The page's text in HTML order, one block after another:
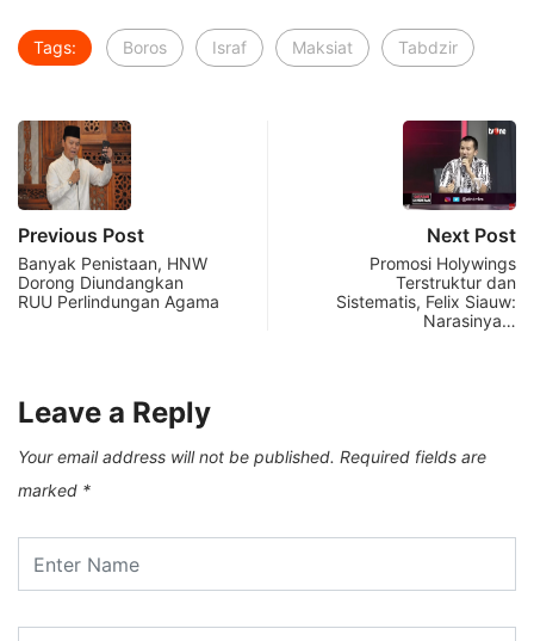
Tags: Boros Israf Maksiat Tabdzir
Previous Post
Banyak Penistaan, HNW
Dorong Diundangkan
RUU Perlindungan Agama
Next Post
Promosi Holywings
Terstruktur dan
Sistematis, Felix Siauw:
Narasinya…
Leave a Reply
Your email address will not be published. Required fields are
marked *